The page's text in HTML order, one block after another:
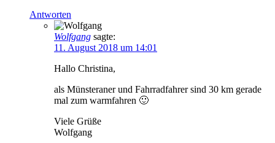
Antworten
Wolfgang sagte:
11. August 2018 um 14:01
Hallo Christina,
als Münsteraner und Fahrradfahrer sind 30 km gerade
mal zum warmfahren 🙂
Viele Grüße
Wolfgang